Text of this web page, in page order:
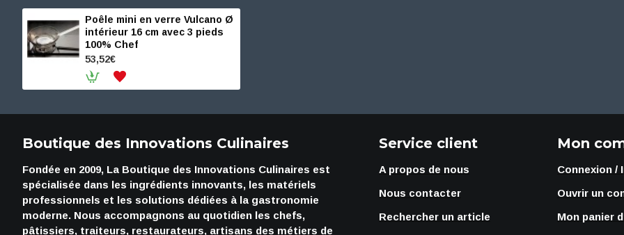
Poêle mini en verre Vulcano Ø
intérieur 16 cm avec 3 pieds
100% Chef
53,52€
Boutique des Innovations Culinaires
Fondée en 2009, La Boutique des Innovations Culinaires est
spécialisée dans les ingrédients innovants, les matériels
professionnels et les solutions dédiées à la gastronomie
moderne. Nous accompagnons au quotidien les chefs,
pâtissiers, traiteurs, restaurateurs, artisans des métiers de
Service client
A propos de nous
Nous contacter
Rechercher un article
Mon
Connexion /
Ouvrir un
Mon panier